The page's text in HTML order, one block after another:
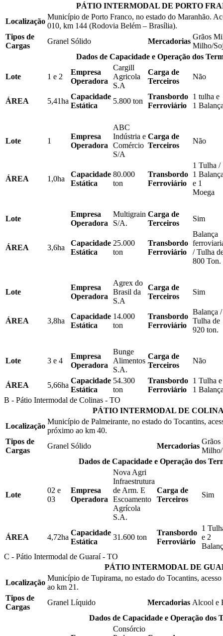
PÁTIO INTERMODAL DE PORTO
Localização
Município de Porto Franco, no estado do Maranhão.
010, km 144 (Rodovia Belém – Brasília).
Tipos de
Cargas
Granel Sólido Mercadorias
Grãos
Milho/
Dados de Capacidade e Operação dos
Lote 1 e 2
Empresa
Operadora
Cargill
Agricola
S.A
Carga de
Terceiros
Não
ÁREA 5,41ha
Capacidade
Estática
5.800 ton
Transbordo
Ferroviário
1 tulha e
1
Lote 1
Empresa
Operadora
ABC
Indústria e
Comércio
S/A
Carga de
Terceiros
Não
ÁREA 1,0ha
Capacidade
Estática
80.000
ton
Transbordo
Ferroviário
1 Tulha /
1
e 1
Moega
Lote
Empresa
Operadora
Multigrain
S/A.
Carga de
Terceiros
Sim
ÁREA 3,6ha
Capacidade
Estática
25.000
ton
Transbordo
Ferroviário
Balança
/ Tulha
800 Ton.
Lote
Empresa
Operadora
Agrex do
Brasil da
S.A
Carga de
Terceiros
Sim
ÁREA 3,8ha
Capacidade
Estática
14.000
ton
Transbordo
Ferroviário
Balança /
Tulha de
920 ton.
Lote 3 e 4
Empresa
Operadora
Bunge
Alimentos
S.A.
Carga de
Terceiros
Não
ÁREA 5,66ha
Capacidade
Estática
54.300
ton
Transbordo
Ferroviário
1 Tulha e
1
B - Pátio Intermodal de Colinas - TO
PÁTIO INTERMODAL DE
Localização
Município de Palmeirante, no estado do Tocantins,
próximo ao km 40.
Tipos de
Cargas
Granel Sólido Mercadorias
Grãos
Dados de Capacidade e Operação dos
Lote
02 e
03
Empresa
Operadora
Nova Agri
Infraestrutura
de Arm. E
Escoamento
Agrícola
S.A.
Carga de
Terceiros
Sim
ÁREA 4,72ha
Capacidade
Estática
31.600 ton
Transbordo
Ferroviário
1
e 2
C - Pátio Intermodal de Guaraí - TO
PÁTIO INTERMODAL DE
Localização
Município de Tupirama, no estado do Tocantins,
ao km 21.
Tipos de
Cargas
Granel Líquido Mercadorias Alcool e
Dados de Capacidade e Operação dos
Consórcio